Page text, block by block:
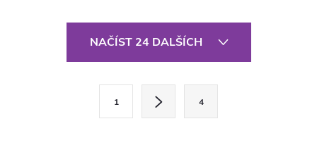
NAČÍST 24 DALŠÍCH
1 4